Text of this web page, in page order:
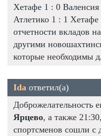
Хетафе 1 : 0
Атлетико 1 : 1
отчетности вкладов
другими
которые необходимы
Ida ответил(а)
Доброжелательность
Ярцево, а также
спортсменов сошли с